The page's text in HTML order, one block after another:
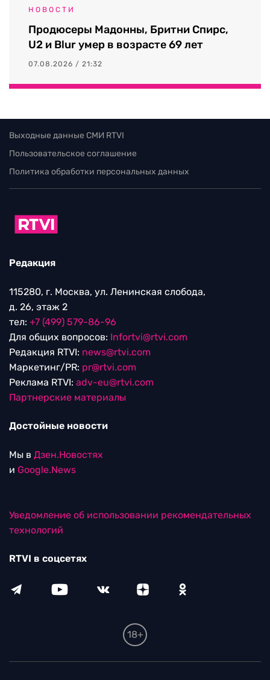
НОВОСТИ
Продюсеры Мадонны, Бритни Спирс,
U2 и Blur умер в возрасте 69 лет
07.08.2026 / 21:32
Выходные данные СМИ RTVI
Пользовательское соглашение
Политика обработки персональных данных
Редакция
115280, г. Москва, ул. Ленинская слобода,
д. 26, этаж 2
тел: +7 (499) 579-86-96
Для общих вопросов: Infortvi@rtvi.com
Редакция RTVI: news@rtvi.com
Маркетинг/PR: pr@rtvi.com
Реклама RTVI: adv-eu@rtvi.com
Партнерские материалы
Достойные новости
Мы в Дзен.Новостях
и Google.News
Уведомление об использовании рекомендательных
технологий
RTVI в соцсетях
18+